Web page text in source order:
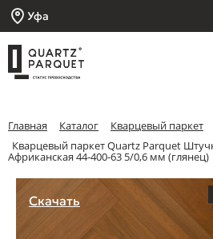
Уфа
Главная Каталог Кварцевый паркет
Кварцевый паркет Quartz Parquet
Африканская 44-400-63 5/0,6 мм (глянец)
Скачать